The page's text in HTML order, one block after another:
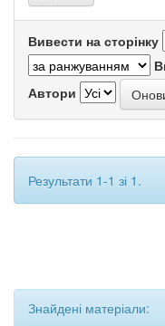
Вивести на сторінку
Автори
Результати 1-1 зі 1.
Знайдені матеріали: